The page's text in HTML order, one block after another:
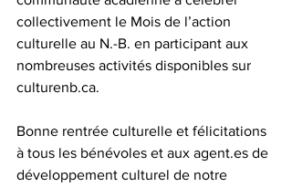
collectivement le Mois de l’action
culturelle au N.-B. en participant aux
nombreuses activités disponibles sur
culturenb.ca.
Bonne rentrée culturelle et félicitations
à tous les bénévoles et aux agent.es de
développement culturel de notre